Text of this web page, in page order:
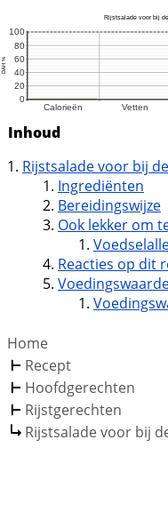
Inhoud
Rijstsalade voor bij
Ingrediënten
Bereidingswijze
Ook lekker om
Reacties op dit
Home
Recept
Hoofdgerechten
Rijstgerechten
Rijstsalade voor bij